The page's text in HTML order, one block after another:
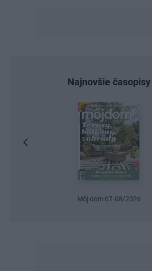
Najnovšie časopisy
Urob si sám 6/2026